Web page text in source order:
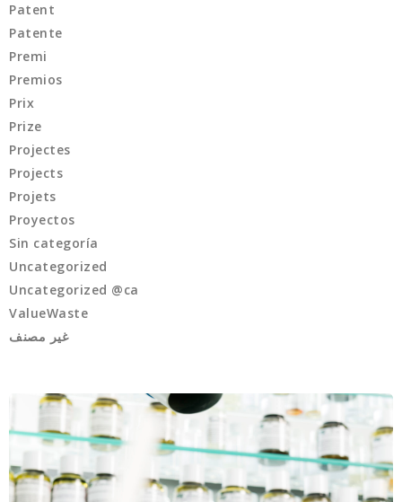
Patent
Patente
Premi
Premios
Prix
Prize
Projectes
Projects
Projets
Proyectos
Sin categoría
Uncategorized
Uncategorized @ca
ValueWaste
غير مصنف